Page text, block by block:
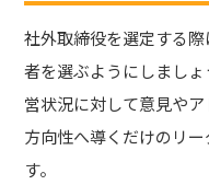
社外取締役を選定する
者を選ぶようにしましょ
営状況に対して意見や
方向性へ導くだけのリ
す。